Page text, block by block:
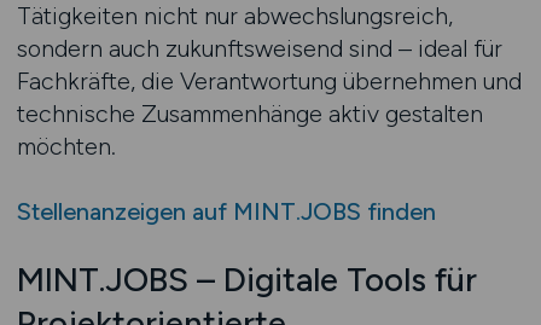
Tätigkeiten nicht nur abwechslungsreich,
sondern auch zukunftsweisend sind – ideal für
Fachkräfte, die Verantwortung übernehmen und
technische Zusammenhänge aktiv gestalten
möchten.
Stellenanzeigen auf MINT.JOBS finden
MINT.JOBS – Digitale Tools für